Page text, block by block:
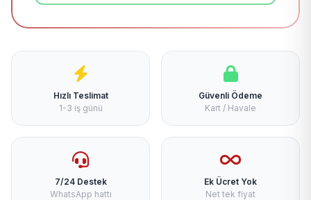
Hızlı Teslimat
1-3 iş günü
Güvenli Ödeme
Kart / Havale
7/24 Destek
WhatsApp hattı
Ek Ücret Yok
Net tek fiyat